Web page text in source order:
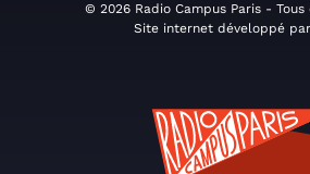
© 2026 Radio Campus Paris -
Site internet développé par